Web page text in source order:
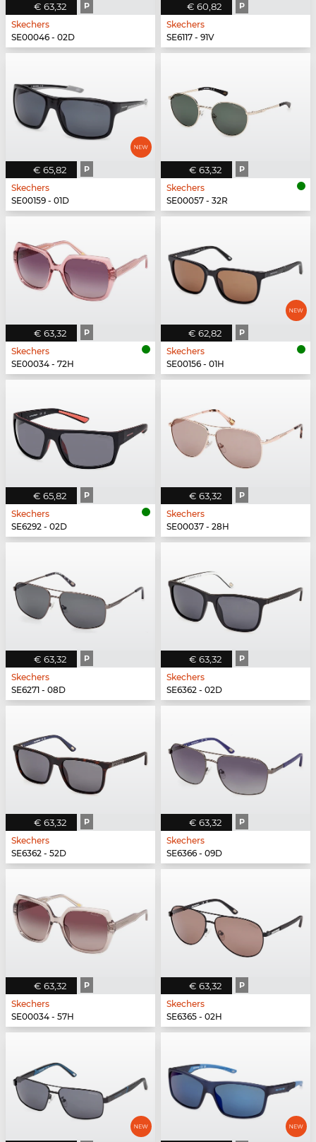
€ 63,32 P
Skechers
SE00046 - 02D
€ 60,82 P
Skechers
SE6117 - 91V
€ 65,82 P
Skechers
SE00159 - 01D
€ 63,32 P
Skechers
SE00057 - 32R
€ 63,32 P
Skechers
SE00034 - 72H
€ 62,82 P
Skechers
SE00156 - 01H
€ 65,82 P
Skechers
SE6292 - 02D
€ 63,32 P
Skechers
SE00037 - 28H
€ 63,32 P
Skechers
SE6271 - 08D
€ 63,32 P
Skechers
SE6362 - 02D
€ 63,32 P
Skechers
SE6362 - 52D
€ 63,32 P
Skechers
SE6366 - 09D
€ 63,32 P
Skechers
SE00034 - 57H
€ 63,32 P
Skechers
SE6365 - 02H